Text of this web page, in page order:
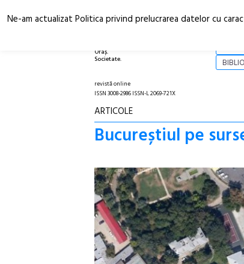
Oraș.
Societate.
revistă online
ISSN 3008-2986 ISSN-L 2069-721X
ARTICOLE
Bucureștiul pe
Ne-am actualizat Politica privind prelucrarea datelor cu